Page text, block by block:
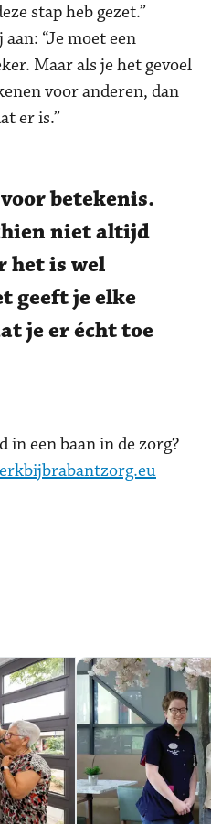
stap heb gezet.”
“Je moet een
Maar als je het gevoel
voor anderen, dan
er is.”
betekenis.
niet altijd
het is wel
geeft je elke
je er écht toe
in een baan in de zorg?